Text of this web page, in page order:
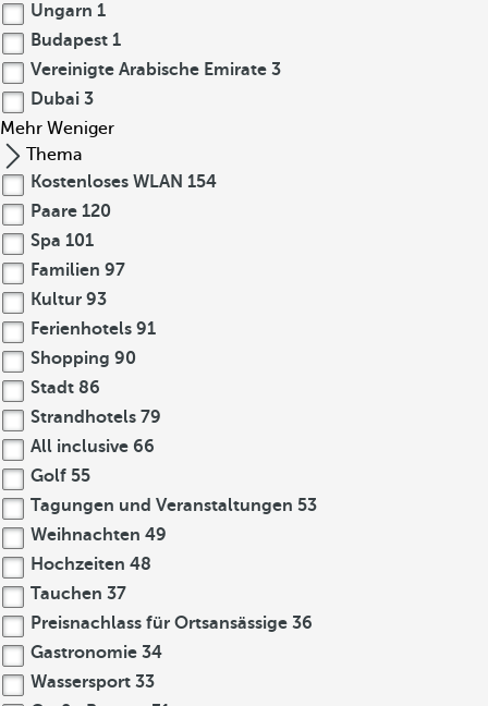
Ungarn 1
Budapest 1
Vereinigte Arabische Emirate 3
Dubai 3
Mehr Weniger
Thema
Kostenloses WLAN 154
Paare 120
Spa 101
Familien 97
Kultur 93
Ferienhotels 91
Shopping 90
Stadt 86
Strandhotels 79
All inclusive 66
Golf 55
Tagungen und Veranstaltungen 53
Weihnachten 49
Hochzeiten 48
Tauchen 37
Preisnachlass für Ortsansässige 36
Gastronomie 34
Wassersport 33